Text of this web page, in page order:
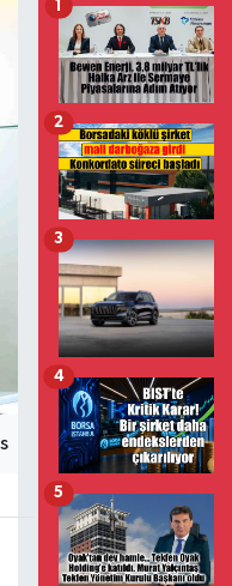
1
2
3
4
5